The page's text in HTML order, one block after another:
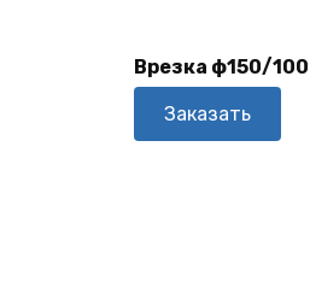
Врезка ф150/100
Заказать